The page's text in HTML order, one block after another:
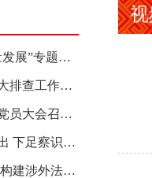
自治区政协召开“推动向海经济高质量发展”专题调研座谈会 钱学明出席并讲话
孙大伟到南宁督导检查地质灾害隐患大排查工作时强调 筑牢地质灾害安全防线 全力保障人民群众生命财产安全
中共政协广西壮族自治区委员会机关党员大会召开 选举产生新一届机关党委、机关纪委
孙大伟在自治区政协专题协商会上指出 下足察识谋督之功 恪尽服务大局之责 助推有色金属、关键金属产业高质量发展
巫家世在南宁、北海调研时提出 加快构建涉外法律供给集群 护航向海经济高质量发展